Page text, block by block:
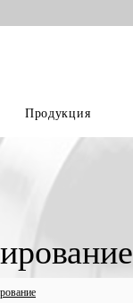
Продукция